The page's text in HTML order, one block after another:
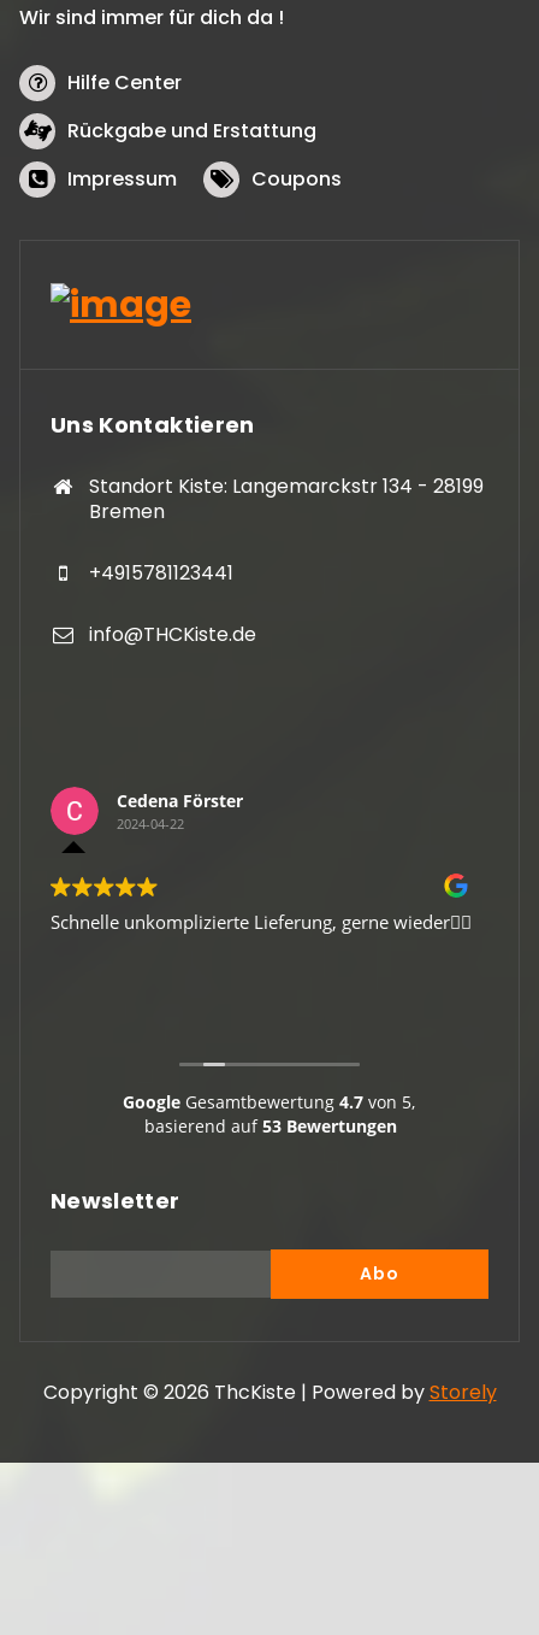
Wir sind immer für dich da !
Hilfe Center
Rückgabe und Erstattung
Impressum
Coupons
Uns Kontaktieren
Standort Kiste: Langemarckstr 134 - 28199
Bremen
+4915781123441
info@THCKiste.de
Cedena Förster
2024-04-22
Schnelle unkomplizierte Lieferung, gerne wieder👍🏻
GoogleGesamtbewertung 4.7von 5,
basierend auf53 Bewertungen
Newsletter
Copyright © 2026 ThcKiste | Powered byStorely